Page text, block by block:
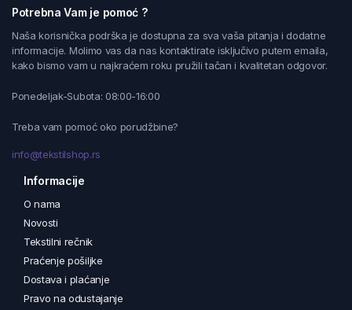
Potrebna Vam je pomoć ?
Naša korisnička podrška je dostupna za sva vaša pitanja i dodatne
informacije. Molimo vas da nas kontaktirate isključivo putem emaila,
kako bismo vam u najkraćem roku pružili tačan i kvalitetan odgovor.
Ponedeljak-Subota: 08:00-16:00
Treba vam pomoć oko porudžbine?
info@tekstilshop.rs
Informacije
O nama
Novosti
Tekstilni rečnik
Praćenje pošiljke
Dostava i plaćanje
Pravo na odustajanje